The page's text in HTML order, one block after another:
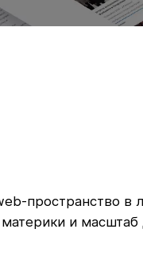
пространство
и масштаб